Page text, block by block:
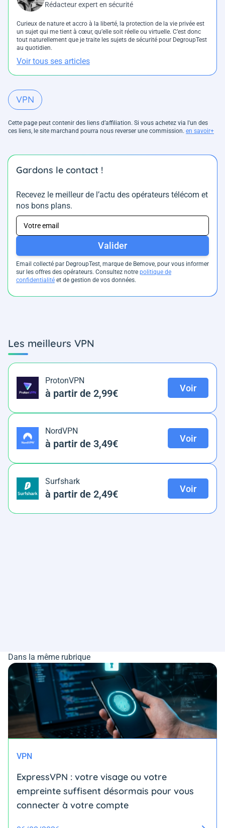
Rédacteur expert en sécurité
Curieux de nature et accro à la liberté, la protection de la vie privée est
un sujet qui me tient à cœur, qu’elle soit réelle ou virtuelle. C’est donc
tout naturellement que je traite les sujets de sécurité pour DegroupTest
au quotidien.
Voir tous ses articles
VPN
Cette page peut contenir des liens d’affiliation. Si vous achetez via l'un des
ces liens, le site marchand pourra nous reverser une commission. en savoir+
Gardons le contact !
Recevez le meilleur de l’actu des opérateurs télécom et
nos bons plans.
Valider
Email collecté par DegroupTest, marque de Bemove, pour vous informer
sur les offres des opérateurs. Consultez notre politique de
confidentialité et de gestion de vos données.
Les meilleurs VPN
ProtonVPN
à partir de 2,99€ Voir
NordVPN
à partir de 3,49€ Voir
Surfshark
à partir de 2,49€ Voir
Dans la même rubrique
VPN
ExpressVPN : votre visage ou votre
empreinte suffisent désormais pour vous
connecter à votre compte